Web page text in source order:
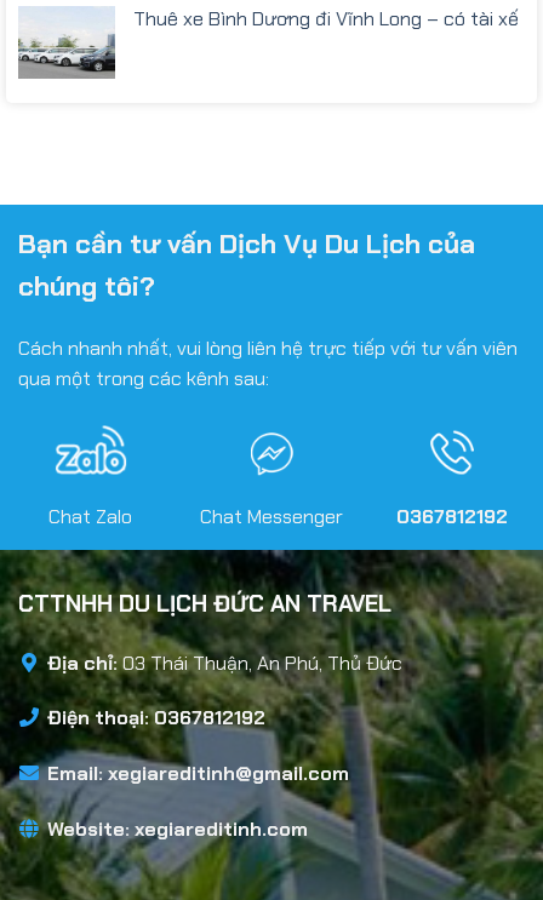
Thuê xe Bình Dương đi Vĩnh Long – có tài xế
Bạn cần tư vấn Dịch Vụ Du Lịch của
chúng tôi?
Cách nhanh nhất, vui lòng liên hệ trực tiếp với tư vấn viên
qua một trong các kênh sau:
Chat Zalo Chat Messenger 0367812192
CTTNHH DU LỊCH ĐỨC AN TRAVEL
Địa chỉ:03 Thái Thuận, An Phú, Thủ Đức
Điện thoại: 0367812192
Email:xegiareditinh@gmail.com
Website: xegiareditinh.com